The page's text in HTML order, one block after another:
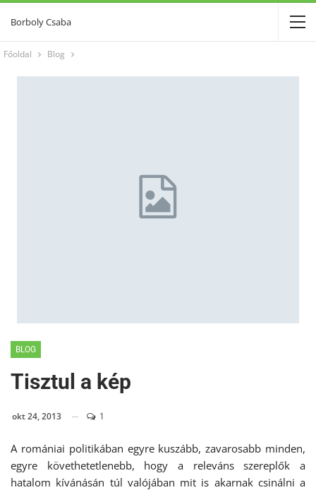
Borboly Csaba
Főoldal Blog
BLOG
Tisztul a kép
okt 24, 2013 1
A romániai politikában egyre kuszább, zavarosabb minden,
egyre követhetetlenebb, hogy a releváns szereplők a
hatalom kívánásán túl valójában mit is akarnak csinálni a